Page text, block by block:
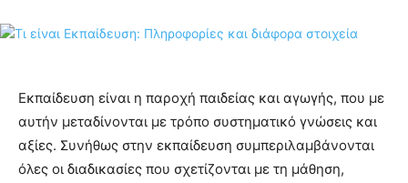
Εκπαίδευση είναι η παροχή παιδείας και αγωγής, που με
αυτήν μεταδίνονται με τρόπο συστηματικό γνώσεις και
αξίες. Συνήθως στην εκπαίδευση συμπεριλαμβάνονται
όλες οι διαδικασίες που σχετίζονται με τη μάθηση,